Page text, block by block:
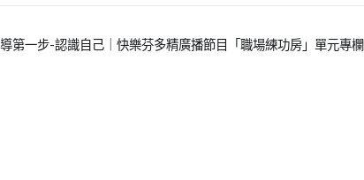
第一步-認識自己｜快樂芬多精廣播節目「職場練功房」單元專欄